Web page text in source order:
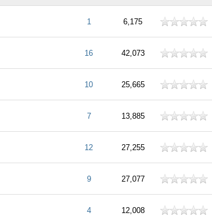
1 6,175
16 42,073
10 25,665
7 13,885
12 27,255
9 27,077
4 12,008